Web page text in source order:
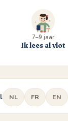
7–9 jaar
Ik lees al vlot
NL FR EN